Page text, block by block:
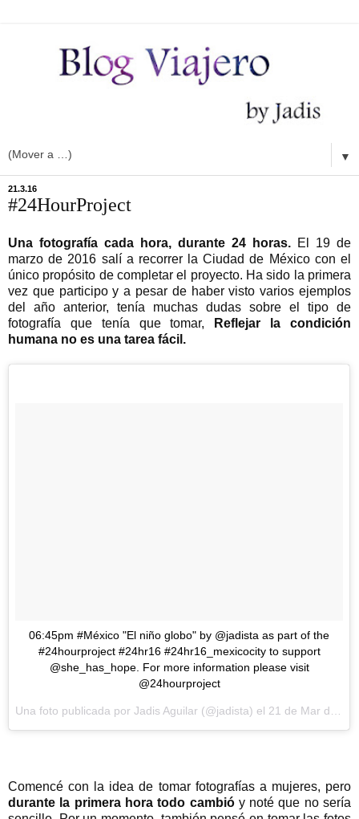
▼
21.3.16
#24HourProject
Una fotografía cada hora, durante 24 horas. El 19 de
marzo de 2016 salí a recorrer la Ciudad de México con el
único propósito de completar el proyecto. Ha sido la primera
vez que participo y a pesar de haber visto varios ejemplos
del año anterior, tenía muchas dudas sobre el tipo de
fotografía que tenía que tomar,
Reflejar la condición
humana no es una tarea fácil.
06:45pm #México "El niño globo" by @jadista as part of the
#24hourproject #24hr16 #24hr16_mexicocity to support
@she_has_hope. For more information please visit
@24hourproject
Una foto publicada por Jadis Aguilar (@jadista) el 21 de Mar de 2016 a la(s) 5:14 PDT
Comencé con la idea de tomar fotografías a mujeres, pero
durante la primera hora todo cambióy noté que no sería